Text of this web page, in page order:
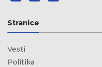
Stranice
Vesti
Politika